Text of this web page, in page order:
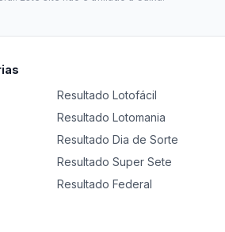
Resultado Lotofácil
Resultado Lotomania
Resultado Dia de Sorte
Resultado Super Sete
Resultado Federal